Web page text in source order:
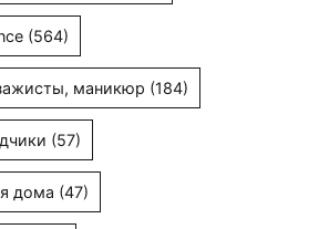
(564)
маникюр (184)
(57)
дома (47)